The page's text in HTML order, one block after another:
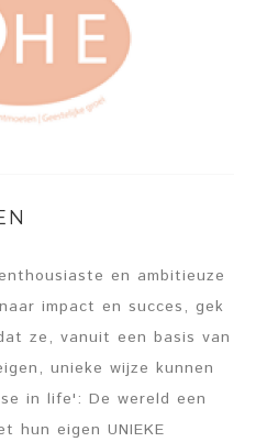
en ambitieuze
impact en succes, gek
ze, vanuit een basis van
unieke wijze kunnen
in life': De wereld een
hun eigen UNIEKE